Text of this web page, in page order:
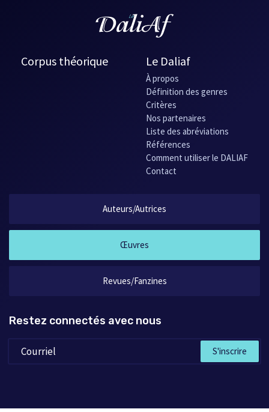
Corpus théorique Le Daliaf
À propos
Définition des genres
Critères
Nos partenaires
Liste des abréviations
Références
Comment utiliser le DALIAF
Contact
Auteurs/Autrices
Œuvres
Revues/Fanzines
Restez connectés avec nous
S'inscrire